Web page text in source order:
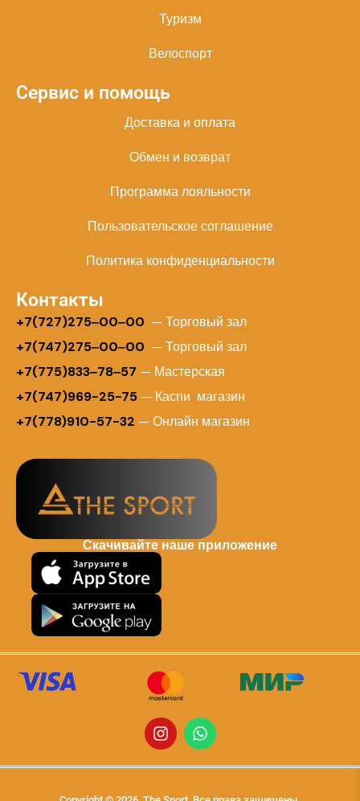
Туризм
Велоспорт
Сервис и помощь
Доставка и оплата
Обмен и возврат
Программа лояльности
Пользовательское соглашение
Политика конфиденциальности
Контакты
+7(727)275‒00‒00 — Торговый зал
+7(747)275‒00‒00 — Торговый зал
+7(775)833‒78‒57 — Мастерская
+7(747)969-25-75 — Каспи магазин
+7(778)910-57-32 — Онлайн магазин
Скачивайте наше приложение